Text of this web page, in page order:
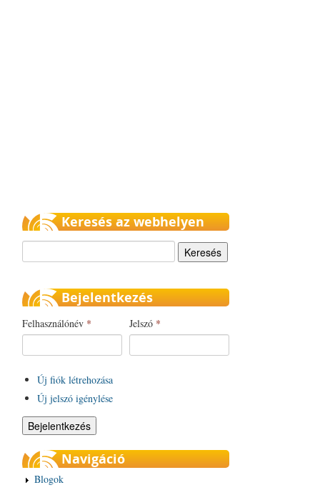
Keresés az webhelyen
Bejelentkezés
Felhasználónév * Jelszó *
Új fiók létrehozása
Új jelszó igénylése
Navigáció
Blogok